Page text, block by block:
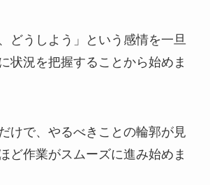
どうしよう」という感情を一旦
状況を把握することから始めま
けで、やるべきことの輪郭が見
ど作業がスムーズに進み始めま